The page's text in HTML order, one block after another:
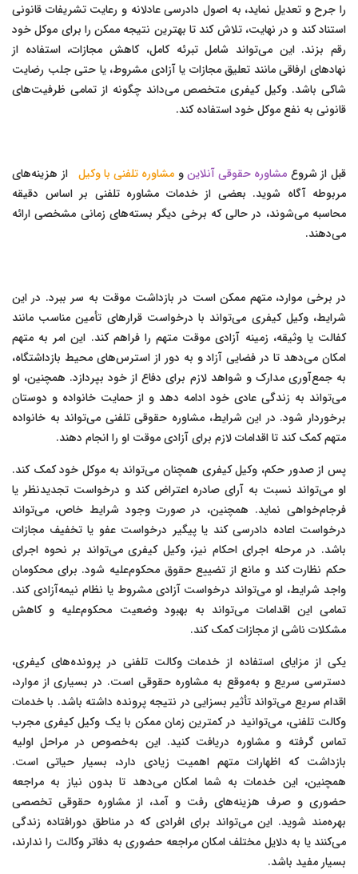
را جرح و تعدیل نماید، به اصول دادرسی عادلانه و رعایت تشریفات قانونی
استناد کند و در نهایت، تلاش کند تا بهترین نتیجه ممکن را برای موکل خود
رقم بزند. این می‌تواند شامل تبرئه کامل، کاهش مجازات، استفاده از
نهادهای ارفاقی مانند تعلیق مجازات یا آزادی مشروط، یا حتی جلب رضایت
شاکی باشد. وکیل کیفری متخصص می‌داند چگونه از تمامی ظرفیت‌های
قانونی به نفع موکل خود استفاده کند.
قبل از شروع مشاوره حقوقی آنلاینومشاوره تلفنی با وکیل از هزینه‌های
مربوطه آگاه شوید. بعضی از خدمات مشاوره تلفنی بر اساس دقیقه
محاسبه می‌شوند، در حالی که برخی دیگر بسته‌های زمانی مشخصی ارائه
می‌دهند.
در برخی موارد، متهم ممکن است در بازداشت موقت به سر ببرد. در این
شرایط، وکیل کیفری می‌تواند با درخواست قرارهای تأمین مناسب مانند
کفالت یا وثیقه، زمینه آزادی موقت متهم را فراهم کند. این امر به متهم
امکان می‌دهد تا در فضایی آزاد و به دور از استرس‌های محیط بازداشتگاه،
به جمع‌آوری مدارک و شواهد لازم برای دفاع از خود بپردازد. همچنین، او
می‌تواند به زندگی عادی خود ادامه دهد و از حمایت خانواده و دوستان
برخوردار شود. در این شرایط، مشاوره حقوقی تلفنی می‌تواند به خانواده
متهم کمک کند تا اقدامات لازم برای آزادی موقت او را انجام دهند.
پس از صدور حکم، وکیل کیفری همچنان می‌تواند به موکل خود کمک کند.
او می‌تواند نسبت به آرای صادره اعتراض کند و درخواست تجدیدنظر یا
فرجام‌خواهی نماید. همچنین، در صورت وجود شرایط خاص، می‌تواند
درخواست اعاده دادرسی کند یا پیگیر درخواست عفو یا تخفیف مجازات
باشد. در مرحله اجرای احکام نیز، وکیل کیفری می‌تواند بر نحوه اجرای
حکم نظارت کند و مانع از تضییع حقوق محکوم‌علیه شود. برای محکومان
واجد شرایط، او می‌تواند درخواست آزادی مشروط یا نظام نیمه‌آزادی کند.
تمامی این اقدامات می‌تواند به بهبود وضعیت محکوم‌علیه و کاهش
مشکلات ناشی از مجازات کمک کند.
یکی از مزایای استفاده از خدمات وکالت تلفنی در پرونده‌های کیفری،
دسترسی سریع و به‌موقع به مشاوره حقوقی است. در بسیاری از موارد،
اقدام سریع می‌تواند تأثیر بسزایی در نتیجه پرونده داشته باشد. با خدمات
وکالت تلفنی، می‌توانید در کمترین زمان ممکن با یک وکیل کیفری مجرب
تماس گرفته و مشاوره دریافت کنید. این به‌خصوص در مراحل اولیه
بازداشت که اظهارات متهم اهمیت زیادی دارد، بسیار حیاتی است.
همچنین، این خدمات به شما امکان می‌دهد تا بدون نیاز به مراجعه
حضوری و صرف هزینه‌های رفت و آمد، از مشاوره حقوقی تخصصی
بهره‌مند شوید. این می‌تواند برای افرادی که در مناطق دورافتاده زندگی
می‌کنند یا به دلایل مختلف امکان مراجعه حضوری به دفاتر وکالت را ندارند،
بسیار مفید باشد.